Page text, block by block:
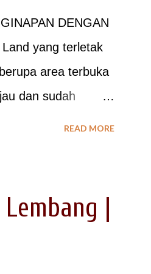
untuk mobil
DIKEMAS DI
untuk peserta
DENGAN
yang terletak
area terbuka
dan sudah
untuk group
alam seperti : -
- Outing
READ MORE
|